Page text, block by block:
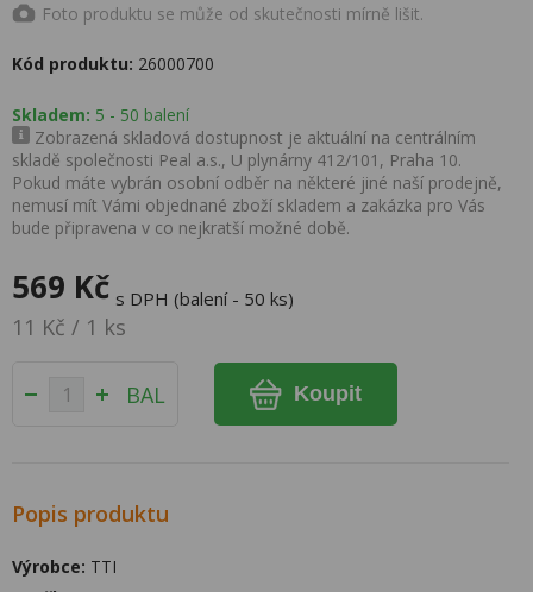
Foto produktu se může od skutečnosti mírně lišit.
Kód produktu: 26000700
Skladem: 5 - 50 balení
Zobrazená skladová dostupnost je aktuální na centrálním
skladě společnosti Peal a.s., U plynárny 412/101, Praha 10.
Pokud máte vybrán osobní odběr na některé jiné naší prodejně,
nemusí mít Vámi objednané zboží skladem a zakázka pro Vás
bude připravena v co nejkratší možné době.
569 Kč s DPH (balení - 50 ks)
11 Kč / 1 ks
BAL Koupit
Popis produktu
Výrobce: TTI